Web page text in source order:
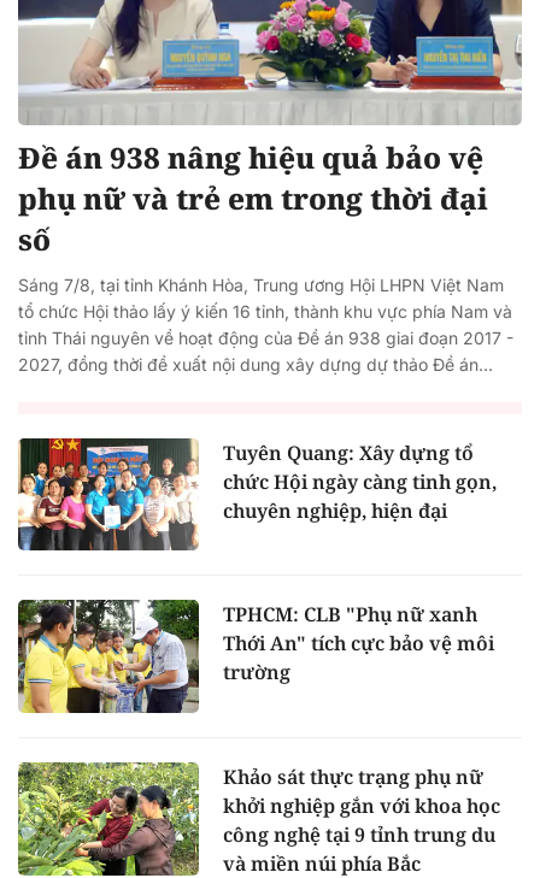
Đề án 938 nâng hiệu quả bảo vệ
phụ nữ và trẻ em trong thời đại
số
Sáng 7/8, tại tỉnh Khánh Hòa, Trung ương Hội LHPN Việt Nam
tổ chức Hội thảo lấy ý kiến 16 tỉnh, thành khu vực phía Nam và
tỉnh Thái nguyên về hoạt động của Đề án 938 giai đoạn 2017 -
2027, đồng thời đề xuất nội dung xây dựng dự thảo Đề án...
Tuyên Quang: Xây dựng tổ
chức Hội ngày càng tinh gọn,
chuyên nghiệp, hiện đại
TPHCM: CLB "Phụ nữ xanh
Thới An" tích cực bảo vệ môi
trường
Khảo sát thực trạng phụ nữ
khởi nghiệp gắn với khoa học
công nghệ tại 9 tỉnh trung du
và miền núi phía Bắc